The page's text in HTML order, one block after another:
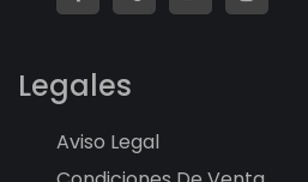
Legales
Aviso Legal